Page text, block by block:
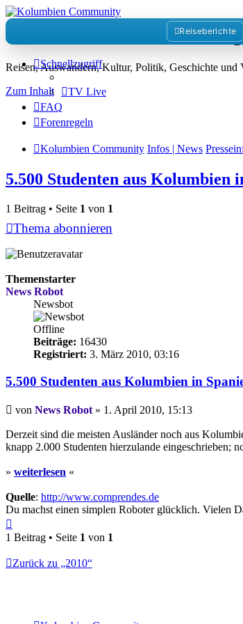
Kolumbienforum - Das
Reisen, Auswandern, Kultur, Politik, Geschichte
Zum Inhalt
Reiseberichte
Schnellzugriff
TV Live
FAQ
Forenregeln
Kolumbien Community Infos | News
5.500 Studenten aus Kolumbien
1 Beitrag • Seite 1 von 1
Thema abonnieren
Themenstarter
News Robot
Newsbot
Offline
Beiträge: 16430
Registriert: 3. März 2010, 03:16
5.500 Studenten aus Kolumbien in
Beitrag
von News Robot » 1. April 2010, 15:13
Derzeit sind die meisten Ausländer noch aus
knapp 2.000 Studenten hierzulande eingeschrieben;
» weiterlesen «
Quelle: http://www.comprendes.de
Du machst einen simplen Roboter glücklich. Vielen
oben
1 Beitrag • Seite 1 von 1
Zurück zu „2010“